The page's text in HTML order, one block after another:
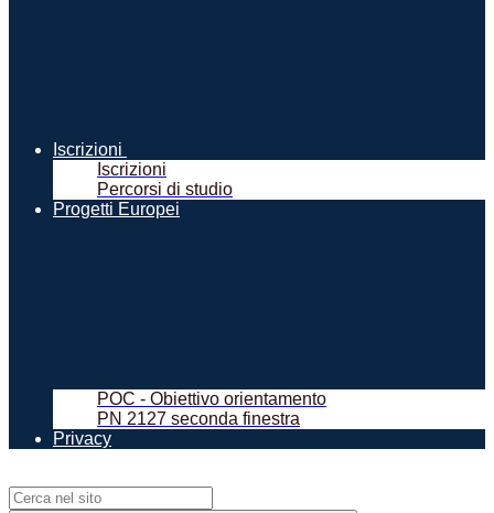
Iscrizioni
Iscrizioni
Percorsi di studio
Progetti Europei
POC - Obiettivo orientamento
PN 2127 seconda finestra
Privacy